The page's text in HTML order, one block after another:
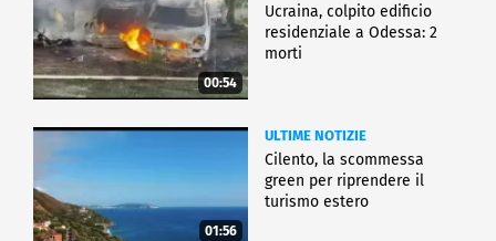
00:54
Ucraina, colpito edificio
residenziale a Odessa: 2
morti
01:56
ULTIME NOTIZIE
Cilento, la scommessa
green per riprendere il
turismo estero